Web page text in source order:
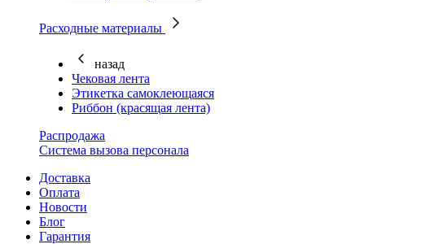
Расходные материалы
назад
Чековая лента
Этикетка самоклеющаяся
Риббон (красящая лента)
Распродажа
Система вызова персонала
Доставка
Оплата
Новости
Блог
Гарантия